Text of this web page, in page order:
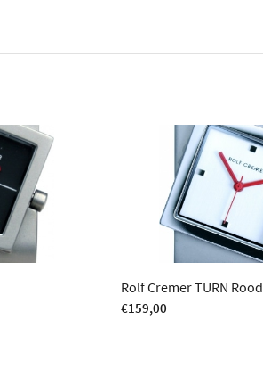
Rolf Cremer TURN Rood
€159,00